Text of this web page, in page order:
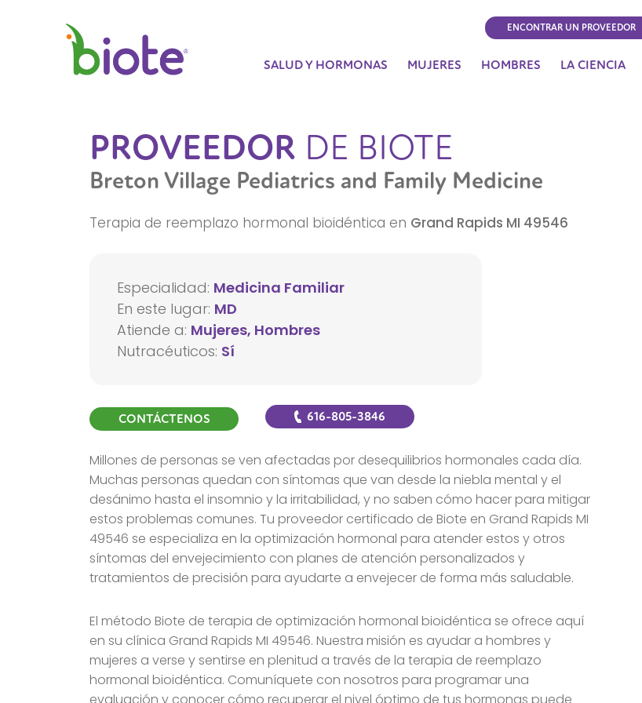
ENCONTRAR UN PROVEEDOR
SALUD Y HORMONAS MUJERES HOMBRES LA CIENCIA
PROVEEDOR DE BIOTE
Breton Village Pediatrics and Family Medicine
Terapia de reemplazo hormonal bioidéntica en Grand Rapids MI 49546
Especialidad: Medicina Familiar
En este lugar: MD
Atiende a: Mujeres, Hombres
Nutracéuticos: Sí
CONTÁCTENOS 616-805-3846
Millones de personas se ven afectadas por desequilibrios hormonales cada día.
Muchas personas quedan con síntomas que van desde la niebla mental y el
desánimo hasta el insomnio y la irritabilidad, y no saben cómo hacer para mitigar
estos problemas comunes. Tu proveedor certificado de Biote en Grand Rapids MI
49546 se especializa en la optimización hormonal para atender estos y otros
síntomas del envejecimiento con planes de atención personalizados y
tratamientos de precisión para ayudarte a envejecer de forma más saludable.
El método Biote de terapia de optimización hormonal bioidéntica se ofrece aquí
en su clínica Grand Rapids MI 49546. Nuestra misión es ayudar a hombres y
mujeres a verse y sentirse en plenitud a través de la terapia de reemplazo
hormonal bioidéntica. Comuníquete con nosotros para programar una
evaluación y conocer cómo recuperar el nivel óptimo de tus hormonas puede